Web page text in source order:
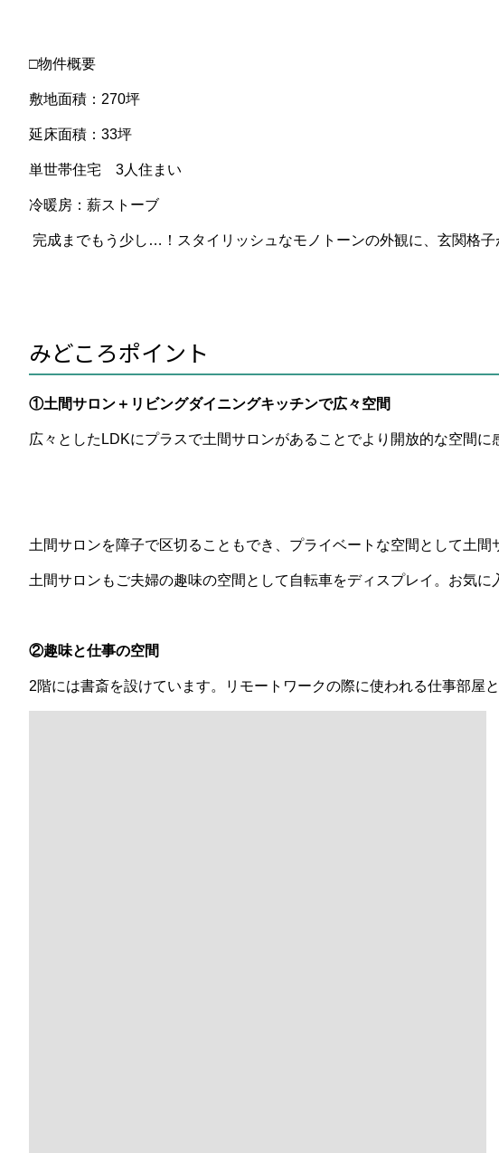
□物件概要
敷地面積：270坪
延床面積：33坪
単世帯住宅 3人住まい
冷暖房：薪ストーブ
完成までもう少し…！スタイリッシュなモノトーンの外観に、玄関格子
みどころポイント
①土間サロン＋リビングダイニングキッチンで広々空間
広々としたLDKにプラスで土間サロンがあることでより開放的な空間に
土間サロンを障子で区切ることもでき、プライベートな空間として土間
土間サロンもご夫婦の趣味の空間として自転車をディスプレイ。お気
②趣味と仕事の空間
2階には書斎を設けています。リモートワークの際に使われる仕事部屋